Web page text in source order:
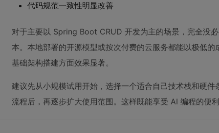
代码规范一致性明显改善
对于主要以 Spring Boot CRUD 开发为主的场景，完全没
本。本地部署的开源模型或按次付费的云服务都能以极低
基础架构搭建方面效果显著。
建议先从小规模试用开始，选择一个适合自己技术栈和硬
流程后，再逐步扩大使用范围。这样既能享受 AI 编程的便